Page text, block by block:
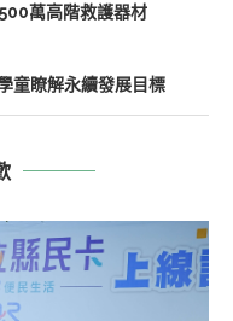
萬高階救護器材
童瞭解永續發展目標